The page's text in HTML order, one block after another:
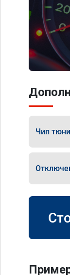
Чип